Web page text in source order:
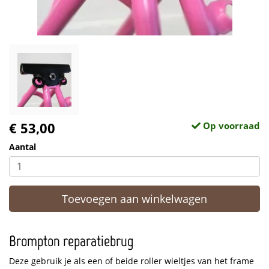
€ 53,00 Op voorraad
Aantal
Toevoegen aan winkelwagen
Brompton reparatiebrug
Deze gebruik je als een of beide roller wieltjes van het frame